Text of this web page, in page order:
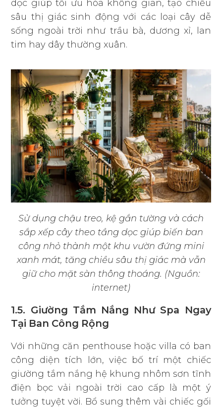
dọc giúp tối ưu hóa không gian, tạo chiều
sâu thị giác sinh động với các loại cây dễ
sống ngoài trời như trầu bà, dương xỉ, lan
tim hay dây thường xuân.
Sử dụng chậu treo, kệ gắn tường và cách
sắp xếp cây theo tầng dọc giúp biến ban
công nhỏ thành một khu vườn đứng mini
xanh mát, tăng chiều sâu thị giác mà vẫn
giữ cho mặt sàn thông thoáng. (Nguồn:
internet)
1.5. Giường Tắm Nắng Như Spa Ngay
Tại Ban Công Rộng
Với những căn penthouse hoặc villa có ban
công diện tích lớn, việc bố trí một chiếc
giường tắm nắng hệ khung nhôm sơn tĩnh
điện bọc vải ngoài trời cao cấp là một ý
tưởng tuyệt vời. Bổ sung thêm vài chiếc gối